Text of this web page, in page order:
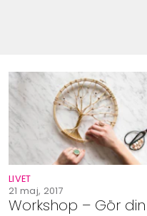
Workshop – Gör din
LIVET
21 maj, 2017